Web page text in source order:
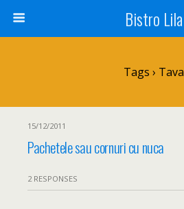
Bistro Lila
Tags › Tava
15/12/2011
Pachetele sau cornuri cu nuca
2 RESPONSES